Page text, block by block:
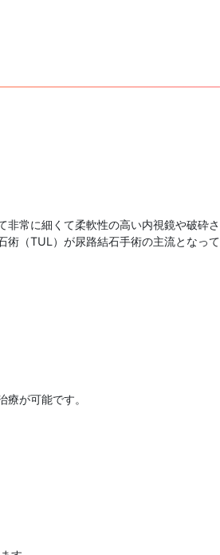
常に細くて柔軟性の高い内視鏡や破砕さ
術（TUL）が尿路結石手術の主流となって
が可能です。